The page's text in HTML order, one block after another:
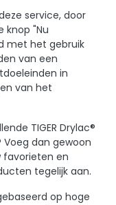
service, door
knop "Nu
met het gebruik
van een
in
van het
TIGER Drylac®
dan gewoon
favorieten en
tegelijk aan.
op hoge